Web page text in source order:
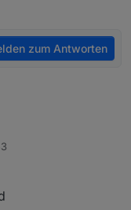
zum Antworten
es deshalb mal